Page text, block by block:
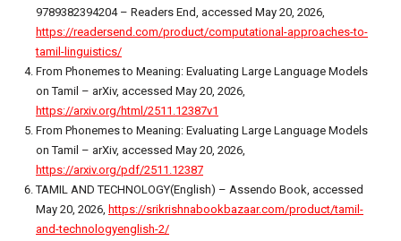
9789382394204 – Readers End, accessed May 20, 2026,
https://readersend.com/product/computational-approaches-to-
tamil-linguistics/
From Phonemes to Meaning: Evaluating Large Language Models
on Tamil – arXiv, accessed May 20, 2026,
https://arxiv.org/html/2511.12387v1
From Phonemes to Meaning: Evaluating Large Language Models
on Tamil – arXiv, accessed May 20, 2026,
https://arxiv.org/pdf/2511.12387
TAMIL AND TECHNOLOGY(English) – Assendo Book, accessed
May 20, 2026, https://srikrishnabookbazaar.com/product/tamil-
and-technologyenglish-2/